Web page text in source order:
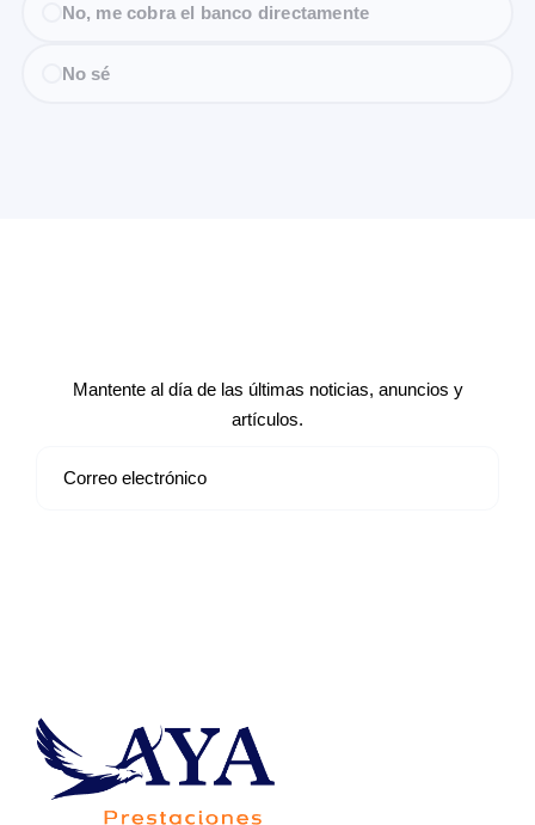
No, me cobra el banco directamente
No sé
Mantente al día de las últimas noticias, anuncios y
artículos.